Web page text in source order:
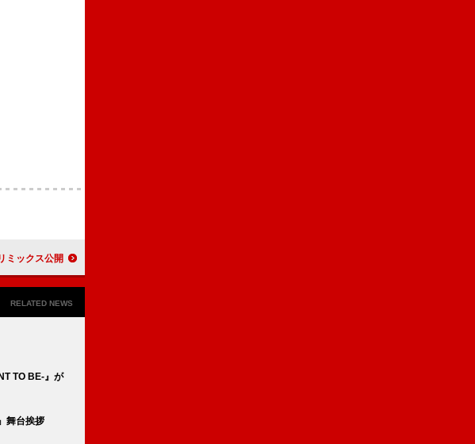
・ベイビー・リミックス公開
RELATED NEWS
TO BE-』が
舞台挨拶